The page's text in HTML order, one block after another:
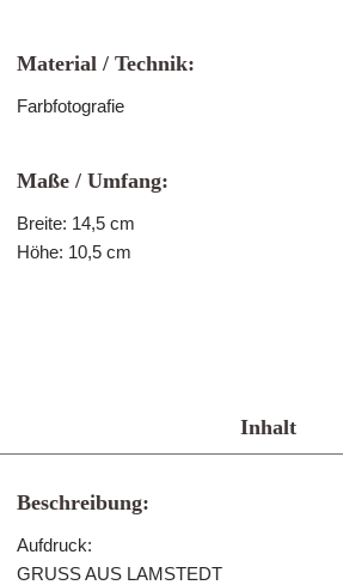
Material / Technik:
Farbfotografie
Maße / Umfang:
Breite: 14,5 cm
Höhe: 10,5 cm
Inhalt
Beschreibung:
Aufdruck:
GRUSS AUS LAMSTEDT